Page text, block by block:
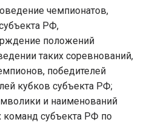
чемпионатов,
РФ,
положений
таких соревнований,
победителей
кубков субъекта РФ;
и наименований
команд субъекта РФ по